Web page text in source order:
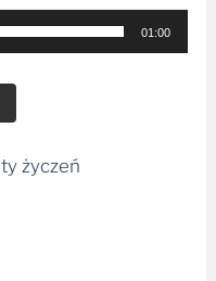
01:00
życzeń